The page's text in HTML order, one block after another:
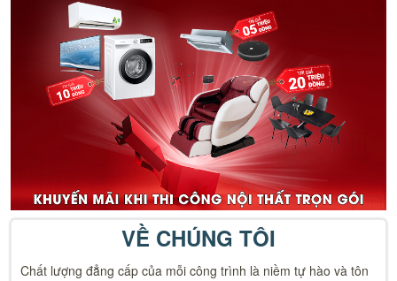
VỀ CHÚNG TÔI
Chất lượng đẳng cấp của mỗi công trình là niềm tự hào và tôn